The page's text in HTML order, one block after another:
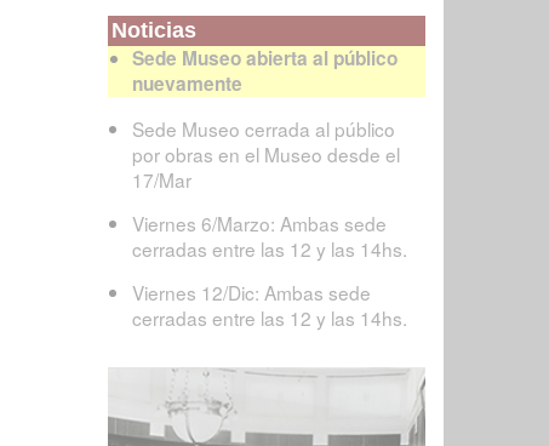
Noticias
Sede Museo abierta al público
nuevamente
Sede Museo cerrada al público
por obras en el Museo desde el
17/Mar
Viernes 6/Marzo: Ambas sede
cerradas entre las 12 y las 14hs.
Viernes 12/Dic: Ambas sede
cerradas entre las 12 y las 14hs.